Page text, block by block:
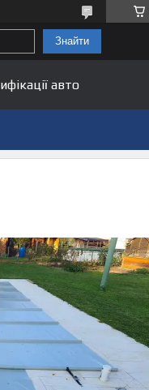
Знайти
авто